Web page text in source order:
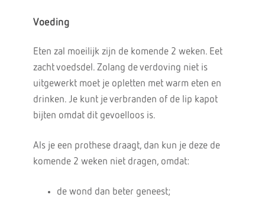
Voeding
Eten zal moeilijk zijn de komende 2 weken. Eet
zacht voedsdel. Zolang de verdoving niet is
uitgewerkt moet je opletten met warm eten en
drinken. Je kunt je verbranden of de lip kapot
bijten omdat dit gevoelloos is.
Als je een prothese draagt, dan kun je deze de
komende 2 weken niet dragen, omdat:
de wond dan beter geneest;